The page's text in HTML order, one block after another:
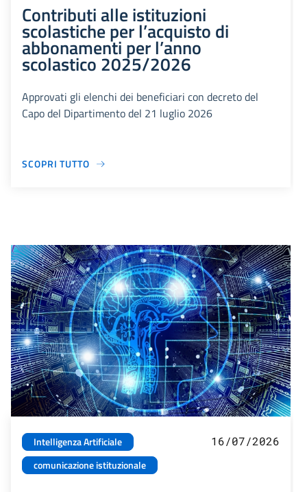
Contributi alle istituzioni
scolastiche per l’acquisto di
abbonamenti per l’anno
scolastico 2025/2026
Approvati gli elenchi dei beneficiari con decreto del
Capo del Dipartimento del 21 luglio 2026
SCOPRI TUTTO
Intelligenza Artificiale
comunicazione istituzionale
16/07/2026